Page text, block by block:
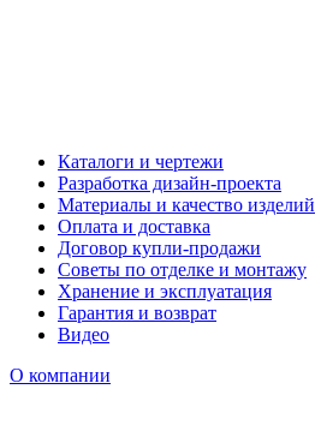
Каталоги и чертежи
Разработка дизайн-проекта
Материалы и качество изделий
Оплата и доставка
Договор купли-продажи
Советы по отделке и монтажу
Хранение и эксплуатация
Гарантия и возврат
Видео
О компании